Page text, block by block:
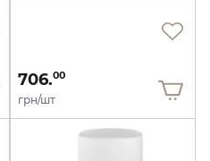
706.00
грн/шт